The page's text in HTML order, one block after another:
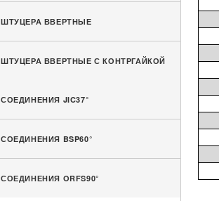
ШТУЦЕРА ВВЕРТНЫЕ
ШТУЦЕРА ВВЕРТНЫЕ С КОНТРГАЙКОЙ
СОЕДИНЕНИЯ JIC37°
СОЕДИНЕНИЯ BSP60°
СОЕДИНЕНИЯ ORFS90°